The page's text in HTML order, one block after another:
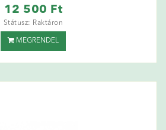
12 500 Ft
Státusz: Raktáron
MEGRENDEL